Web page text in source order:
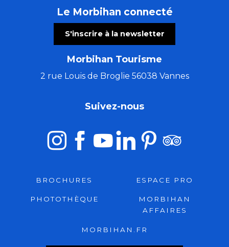
Les patrimoines de l'été : La chapelle Saint-Yves
Jeudis de l'été : Concert duo Tue-têt - reprises
Atelier parure préhistorique
Sortie nature : Peinture végétale
Visite commentée de l'exposition temporaire
Les Virtuoses de Chambre de Cologne
Le Morbihan connecté
S'inscrire à la newsletter
Morbihan Tourisme
2 rue Louis de Broglie 56038 Vannes
Suivez-nous
BROCHURES ESPACE PRO
PHOTOTHÈQUE
MORBIHAN
AFFAIRES
MORBIHAN.FR